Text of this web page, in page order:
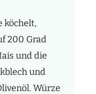
köchelt,
200 Grad
und die
und
Würze